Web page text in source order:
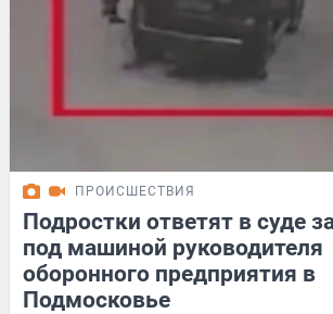
ПРОИСШЕСТВИЯ
Подростки ответят в суде
под машиной руководителя
оборонного предприятия в
Подмосковье